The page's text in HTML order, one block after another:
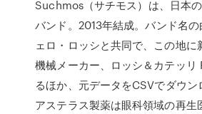
Suchmos（サチモス）は、日本
バンド。2013年結成。バンド名
ェロ・ロッシと共同で、この地に
機械メーカー、ロッシ＆カテッリ
るほか、元データをCSVでダウン
アステラス製薬は眼科領域の再生